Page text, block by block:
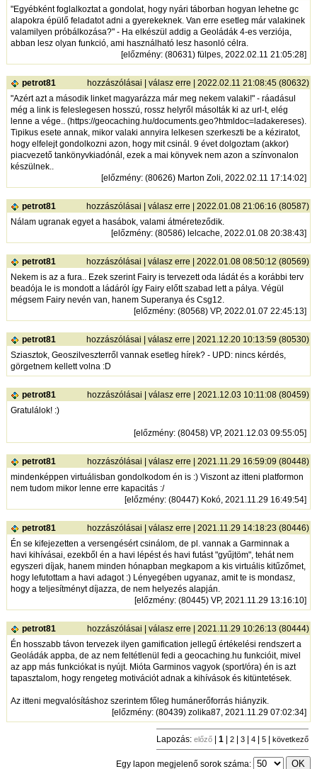
"Egyébként foglalkoztat a gondolat, hogy nyári táborban hogyan lehetne gc
alapokra épülő feladatot adni a gyerekeknek. Van erre esetleg már valakinek
valamilyen próbálkozása?" - Ha elkészül addig a Geoládák 4-es verziója,
abban lesz olyan funkció, ami használható lesz hasonló célra.
[előzmény: (80631) fülpes, 2022.02.11 21:05:28]
petrot81 hozzászólásai |válasz erre | 2022.02.11 21:08:45 (80632)
"Azért azt a második linket magyarázza már meg nekem valaki!" - ráadásul
még a link is feleslegesen hosszú, rossz helyről másolták ki az url-t, elég
lenne a vége.. (https://geocaching.hu/documents.geo?htmldoc=ladakereses).
Tipikus esete annak, mikor valaki annyira lelkesen szerkeszti be a kéziratot,
hogy elfelejt gondolkozni azon, hogy mit csinál. 9 évet dolgoztam (akkor)
piacvezető tankönyvkiadónál, ezek a mai könyvek nem azon a színvonalon
készülnek..
[előzmény: (80626) Marton Zoli, 2022.02.11 17:14:02]
petrot81 hozzászólásai |válasz erre | 2022.01.08 21:06:16 (80587)
Nálam ugranak egyet a hasábok, valami átméreteződik.
[előzmény: (80586) lelcache, 2022.01.08 20:38:43]
petrot81 hozzászólásai |válasz erre | 2022.01.08 08:50:12 (80569)
Nekem is az a fura.. Ezek szerint Fairy is tervezett oda ládát és a korábbi terv
beadója le is mondott a ládáról így Fairy előtt szabad lett a pálya. Végül
mégsem Fairy nevén van, hanem Superanya és Csg12.
[előzmény: (80568) VP, 2022.01.07 22:45:13]
petrot81 hozzászólásai |válasz erre | 2021.12.20 10:13:59 (80530)
Sziasztok, Geoszilveszterről vannak esetleg hírek? - UPD: nincs kérdés,
görgetnem kellett volna :D
petrot81 hozzászólásai |válasz erre | 2021.12.03 10:11:08 (80459)
Gratulálok! :)
[előzmény: (80458) VP, 2021.12.03 09:55:05]
petrot81 hozzászólásai |válasz erre | 2021.11.29 16:59:09 (80448)
mindenképpen virtuálisban gondolkodom én is :) Viszont az itteni platformon
nem tudom mikor lenne erre kapacitás :/
[előzmény: (80447) Kokó, 2021.11.29 16:49:54]
petrot81 hozzászólásai |válasz erre | 2021.11.29 14:18:23 (80446)
Én se kifejezetten a versengésért csinálom, de pl. vannak a Garminnak a
havi kihívásai, ezekből én a havi lépést és havi futást "gyűjtöm", tehát nem
egyszeri díjak, hanem minden hónapban megkapom a kis virtuális kitűzőmet,
hogy lefutottam a havi adagot :) Lényegében ugyanaz, amit te is mondasz,
hogy a teljesítményt díjazza, de nem helyezés alapján.
[előzmény: (80445) VP, 2021.11.29 13:16:10]
petrot81 hozzászólásai |válasz erre | 2021.11.29 10:26:13 (80444)
Én hosszabb távon tervezek ilyen gamification jellegű értékelési rendszert a
Geoládák appba, de az nem feltétlenül fedi a geocaching.hu funkcióit, mivel
az app más funkciókat is nyújt. Mióta Garminos vagyok (sport/óra) én is azt
tapasztalom, hogy rengeteg motivációt adnak a kihívások és kitüntetések.
Az itteni megvalósításhoz szerintem főleg humánerőforrás hiányzik.
[előzmény: (80439) zolika87, 2021.11.29 07:02:34]
Lapozás:előző |1 2 3 4 5 |következő
Egy lapon megjelenő sorok száma: